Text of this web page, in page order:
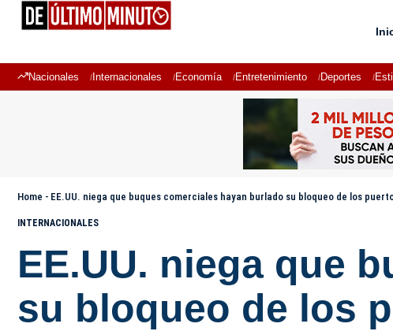
Nacionales Internacionales Economía Entretenimiento Deportes
Home - EE.UU. niega que buques comerciales hayan burlado su bloqueo de los
INTERNACIONALES
EE.UU. niega que
su bloqueo de los